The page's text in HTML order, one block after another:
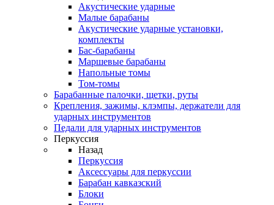
Акустические ударные
Mалые барабаны
Акустические ударные установки,
комплекты
Бас-барабаны
Маршевые барабаны
Напольные томы
Том-томы
Барабанные палочки, щетки, руты
Крепления, зажимы, клэмпы, держатели для
ударных инструментов
Педали для ударных инструментов
Перкуссия
Назад
Перкуссия
Аксессуары для перкуссии
Барабан кавказский
Блоки